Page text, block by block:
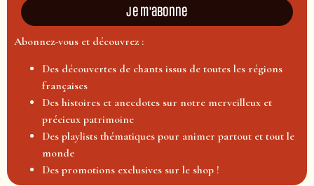
Je m'abonne
Abonnez-vous et découvrez :
Des découvertes de chants issus de toutes les régions
françaises
Des histoires et anecdotes sur notre merveilleux et
précieux patrimoine
Des playlists thématiques pour animer partout et tout le
monde
Des promotions exclusives sur le shop !